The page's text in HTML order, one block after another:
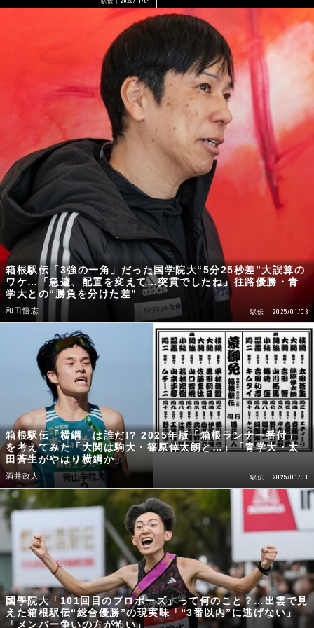
箱根駅伝「3強の一角」だった国学院大“5分25秒差”大誤算の
ワケ…「急遽、配置を変えて…突貫でしたね」往路優勝・青
学大との“勝負を分けた差”
和田悟志 駅伝 2025/01/03
箱根駅伝「横綱」は誰だ!? 2025年版「箱根ランナー番付」
を考えてみた「大関は駒大・篠原倖太朗と…」「青学大・太
田蒼生がやはり横綱か」
酒井政人 駅伝 2025/01/01
國學院大「101回目のプロポーズ」って何のこと？…出雲で見
えた箱根駅伝“総合優勝”の現実味「“3番以内”に逃げない」
「メンバー争いの方が怖い」